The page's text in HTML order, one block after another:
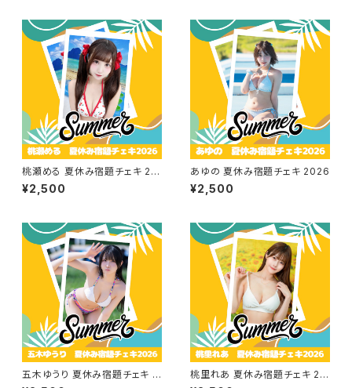
桃瀬める 夏休み宿題チェキ 20
26
¥2,500
あゆの 夏休み宿題チェキ 2026
¥2,500
五木ゆうり 夏休み宿題チェキ 2
桃里れあ 夏休み宿題チェキ 20